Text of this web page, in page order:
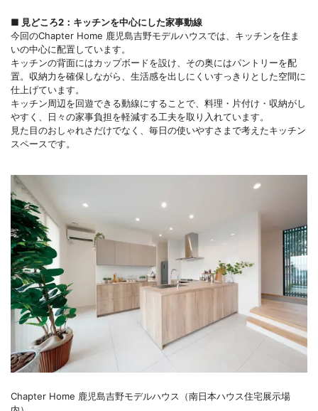
■ 見どころ2：キッチンを中心にした家事動線
今回のChapter Home 鹿児島吉野モデルハウスでは、キッチンを住ま
いの中心に配置しています。
キッチンの背面にはカップボードを設け、その奥にはパントリーを配
置。収納力を確保しながら、生活感を出しにくいすっきりとした空間に
仕上げています。
キッチン周辺を回遊できる動線にすることで、料理・片付け・収納がし
やすく、日々の家事負担を軽減する工夫を取り入れています。
見た目のおしゃれさだけでなく、毎日の使いやすさまで考えたキッチン
スペースです。
Chapter Home 鹿児島吉野モデルハウス（南日本ハウス住宅展示場